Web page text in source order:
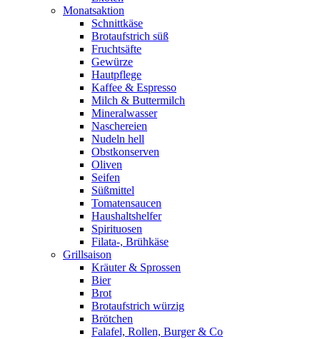
Monatsaktion
Schnittkäse
Brotaufstrich süß
Fruchtsäfte
Gewürze
Hautpflege
Kaffee & Espresso
Milch & Buttermilch
Mineralwasser
Naschereien
Nudeln hell
Obstkonserven
Oliven
Seifen
Süßmittel
Tomatensaucen
Haushaltshelfer
Spirituosen
Filata-, Brühkäse
Grillsaison
Kräuter & Sprossen
Bier
Brot
Brotaufstrich würzig
Brötchen
Falafel, Rollen, Burger & Co